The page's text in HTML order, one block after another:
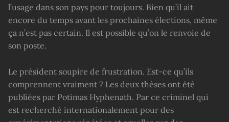
l’usage dans son pays pour toujours. Bien qu’il ait
encore du temps avant les prochaines élections, même
ça n’est pas certain. Il est possible qu’on le renvoie de
son poste.
Le président soupire de frustration. Est-ce qu’ils
comprennent vraiment ? Les deux thèses ont été
publiées par Potimas Hyphenath. Par ce criminel qui
est recherché internationalement pour des